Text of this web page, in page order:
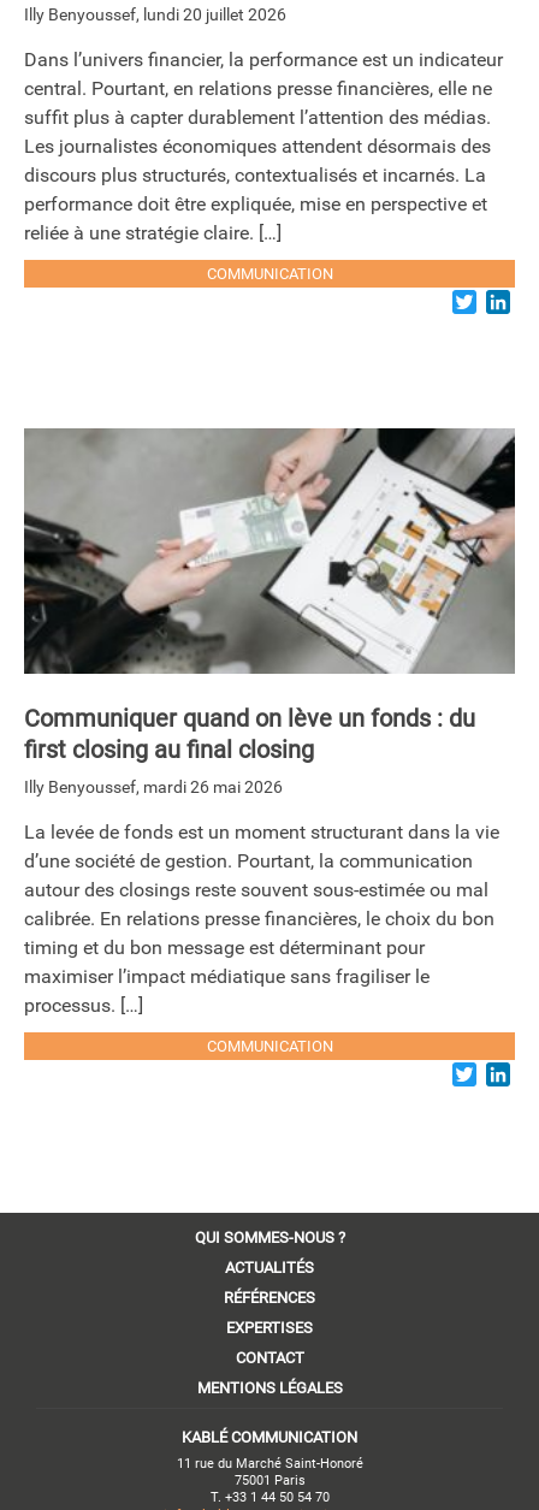
Illy Benyoussef, lundi 20 juillet 2026
Dans l’univers financier, la performance est un indicateur
central. Pourtant, en relations presse financières, elle ne
suffit plus à capter durablement l’attention des médias.
Les journalistes économiques attendent désormais des
discours plus structurés, contextualisés et incarnés. La
performance doit être expliquée, mise en perspective et
reliée à une stratégie claire. […]
COMMUNICATION
Twitter
Communiquer quand on lève un fonds : du
first closing au final closing
Illy Benyoussef, mardi 26 mai 2026
La levée de fonds est un moment structurant dans la vie
d’une société de gestion. Pourtant, la communication
autour des closings reste souvent sous-estimée ou mal
calibrée. En relations presse financières, le choix du bon
timing et du bon message est déterminant pour
maximiser l’impact médiatique sans fragiliser le
processus. […]
COMMUNICATION
Twitter
QUI SOMMES-NOUS ?
ACTUALITÉS
RÉFÉRENCES
EXPERTISES
CONTACT
MENTIONS LÉGALES
KABLÉ COMMUNICATION
11 rue du Marché Saint-Honoré
75001 Paris
T. +33 1 44 50 54 70